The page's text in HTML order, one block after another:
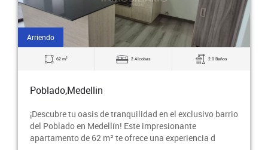
Arriendo
62 m2 2 Alcobas 2.0 Baños
Poblado,Medellin
¡Descubre tu oasis de tranquilidad en el exclusivo barrio
del Poblado en Medellín! Este impresionante
apartamento de 62 m² te ofrece una experiencia d